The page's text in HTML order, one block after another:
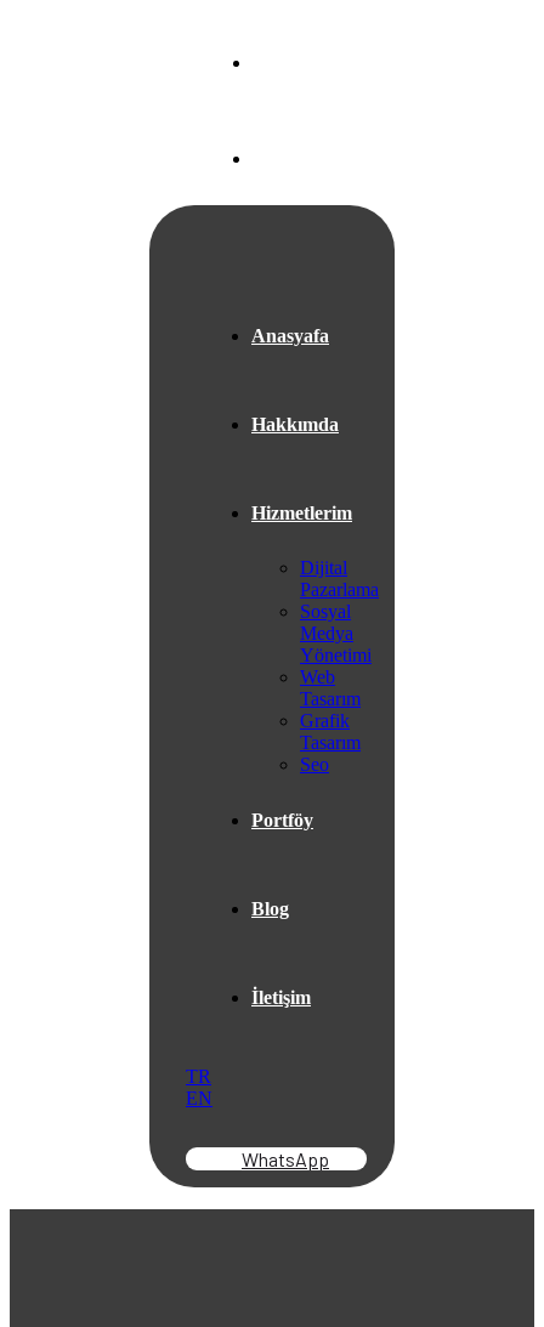
Anasyafa
Hakkımda
Hizmetlerim
Dijital
Pazarlama
Sosyal
Medya
Yönetimi
Web
Tasarım
Grafik
Tasarım
Seo
Portföy
Blog
İletişim
TR
EN
WhatsApp